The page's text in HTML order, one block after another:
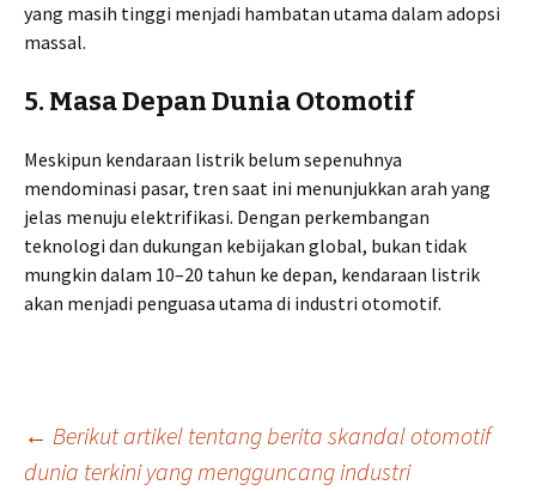
yang masih tinggi menjadi hambatan utama dalam adopsi
massal.
5. Masa Depan Dunia Otomotif
Meskipun kendaraan listrik belum sepenuhnya
mendominasi pasar, tren saat ini menunjukkan arah yang
jelas menuju elektrifikasi. Dengan perkembangan
teknologi dan dukungan kebijakan global, bukan tidak
mungkin dalam 10–20 tahun ke depan, kendaraan listrik
akan menjadi penguasa utama di industri otomotif.
Post
← Berikut artikel tentang berita skandal otomotif
dunia terkini yang mengguncang industri